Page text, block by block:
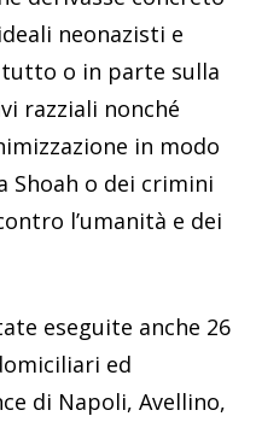
neonazisti e
o in parte sulla
razziali nonché
in modo
Shoah o dei crimini
l’umanità e dei
eseguite anche 26
ed
di Napoli, Avellino,